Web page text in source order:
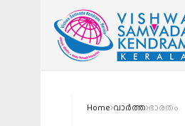
Home വാര്‍ത്ത ഭാരതം